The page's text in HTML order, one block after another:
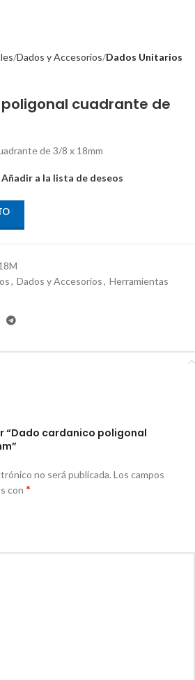
Dados y Accesorios Dados Unitarios
cuadrante de
de 3/8 x 18mm
Añadir a la lista de deseos
, Dados y Accesorios, Herramientas
“Dado cardanico poligonal
no será publicada. Los campos
con *